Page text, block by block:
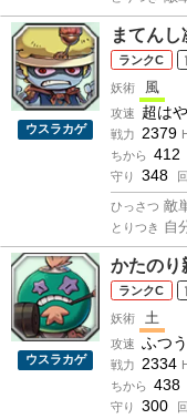
ウスラカゲ
まてんし
C
妖術 風
攻速 超は
戦力 2379
ちから 412
守り 348
ひっさつ 敵
とりつき 自
ウスラカゲ
かたのり
C
妖術 土
攻速 ふつう
戦力 2334
ちから 438
守り 300